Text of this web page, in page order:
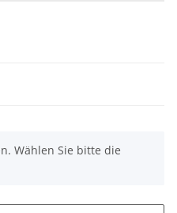
Wählen Sie bitte die